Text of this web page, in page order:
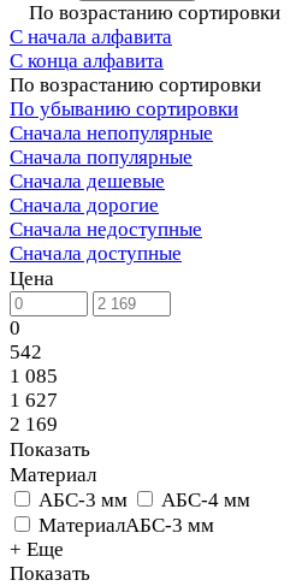
По возрастанию сортировки
С начала алфавита
С конца алфавита
По возрастанию сортировки
По убыванию сортировки
Сначала непопулярные
Сначала популярные
Сначала дешевые
Сначала дорогие
Сначала недоступные
Сначала доступные
Цена
0
542
1 085
1 627
2 169
Показать
Материал
АБС-3 мм
АБС-4 мм
МатериалАБС-3 мм
+ Еще
Показать